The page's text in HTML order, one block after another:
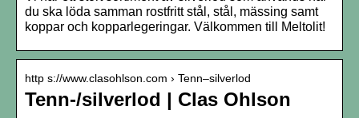
du ska löda samman rostfritt stål, stål, mässing samt
koppar och kopparlegeringar. Välkommen till Meltolit!
http s://www.clasohlson.com › Tenn–silverlod
Tenn-/silverlod | Clas Ohlson